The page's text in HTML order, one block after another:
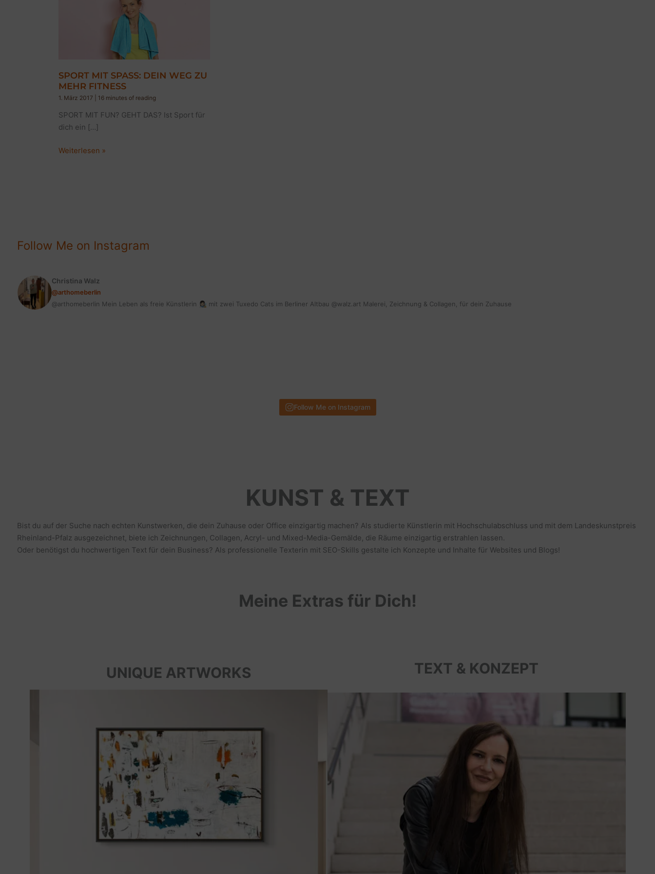
SPORT MIT SPASS: DEIN WEG ZU
MEHR FITNESS
1. März 2017 16 minutes of reading
SPORT MIT FUN? GEHT DAS? Ist Sport für
dich ein […]
SPORT
Weiterlesen »
Follow Me on Instagram
Christina Walz
@arthomeberlin
@arthomeberlin Mein Leben als freie Künstlerin 👩🏻‍🎨 mit zwei Tuxedo Cats im Berliner Altbau @walz.art Malerei, Zeichnung & Collagen, für dein Zuhause
Follow Me on Instagram
KUNST & TEXT
Bist du auf der Suche nach echten Kunstwerken, die dein Zuhause oder Office einzigartig machen? Als studierte Künstlerin mit Hochschulabschluss und mit dem Landeskunstpreis
Rheinland-Pfalz ausgezeichnet, biete ich Zeichnungen, Collagen, Acryl- und Mixed-Media-Gemälde, die Räume einzigartig erstrahlen lassen.
Oder benötigst du hochwertigen Text für dein Business? Als professionelle Texterin mit SEO-Skills gestalte ich Konzepte und Inhalte für Websites und Blogs!
Meine Extras für Dich!
UNIQUE ARTWORKS TEXT & KONZEPT